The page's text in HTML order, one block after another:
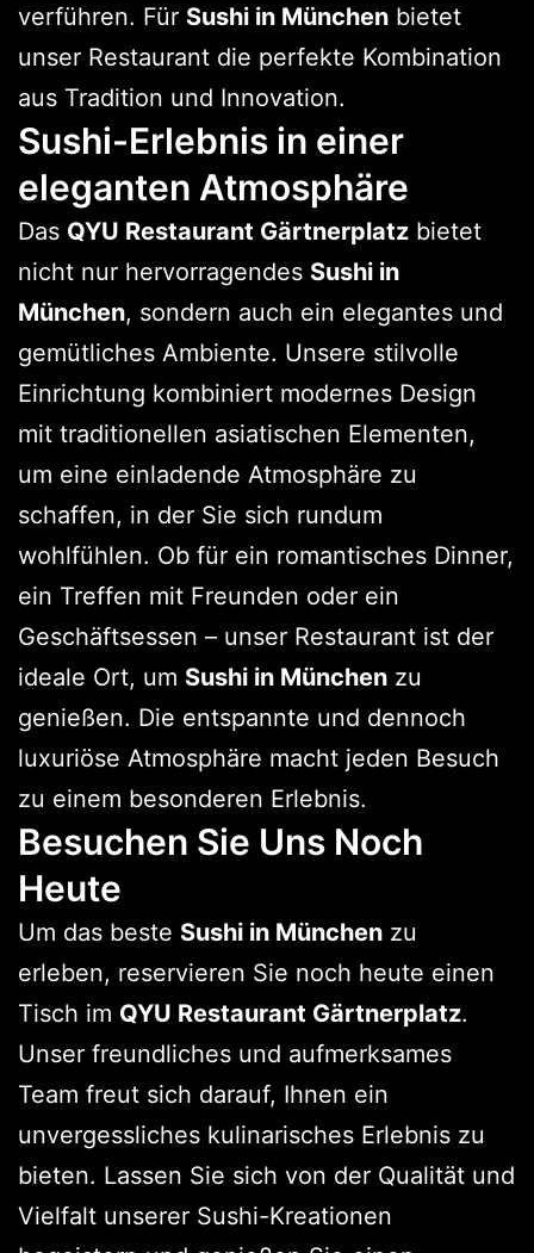
verführen. Für Sushi in München bietet
unser Restaurant die perfekte Kombination
aus Tradition und Innovation.
Sushi-Erlebnis in einer
eleganten Atmosphäre
Das QYU Restaurant Gärtnerplatz bietet
nicht nur hervorragendes Sushi in
München, sondern auch ein elegantes und
gemütliches Ambiente. Unsere stilvolle
Einrichtung kombiniert modernes Design
mit traditionellen asiatischen Elementen,
um eine einladende Atmosphäre zu
schaffen, in der Sie sich rundum
wohlfühlen. Ob für ein romantisches Dinner,
ein Treffen mit Freunden oder ein
Geschäftsessen – unser Restaurant ist der
ideale Ort, um Sushi in München zu
genießen. Die entspannte und dennoch
luxuriöse Atmosphäre macht jeden Besuch
zu einem besonderen Erlebnis.
Besuchen Sie Uns Noch
Heute
Um das beste Sushi in München zu
erleben, reservieren Sie noch heute einen
Tisch im QYU Restaurant Gärtnerplatz.
Unser freundliches und aufmerksames
Team freut sich darauf, Ihnen ein
unvergessliches kulinarisches Erlebnis zu
bieten. Lassen Sie sich von der Qualität und
Vielfalt unserer Sushi-Kreationen